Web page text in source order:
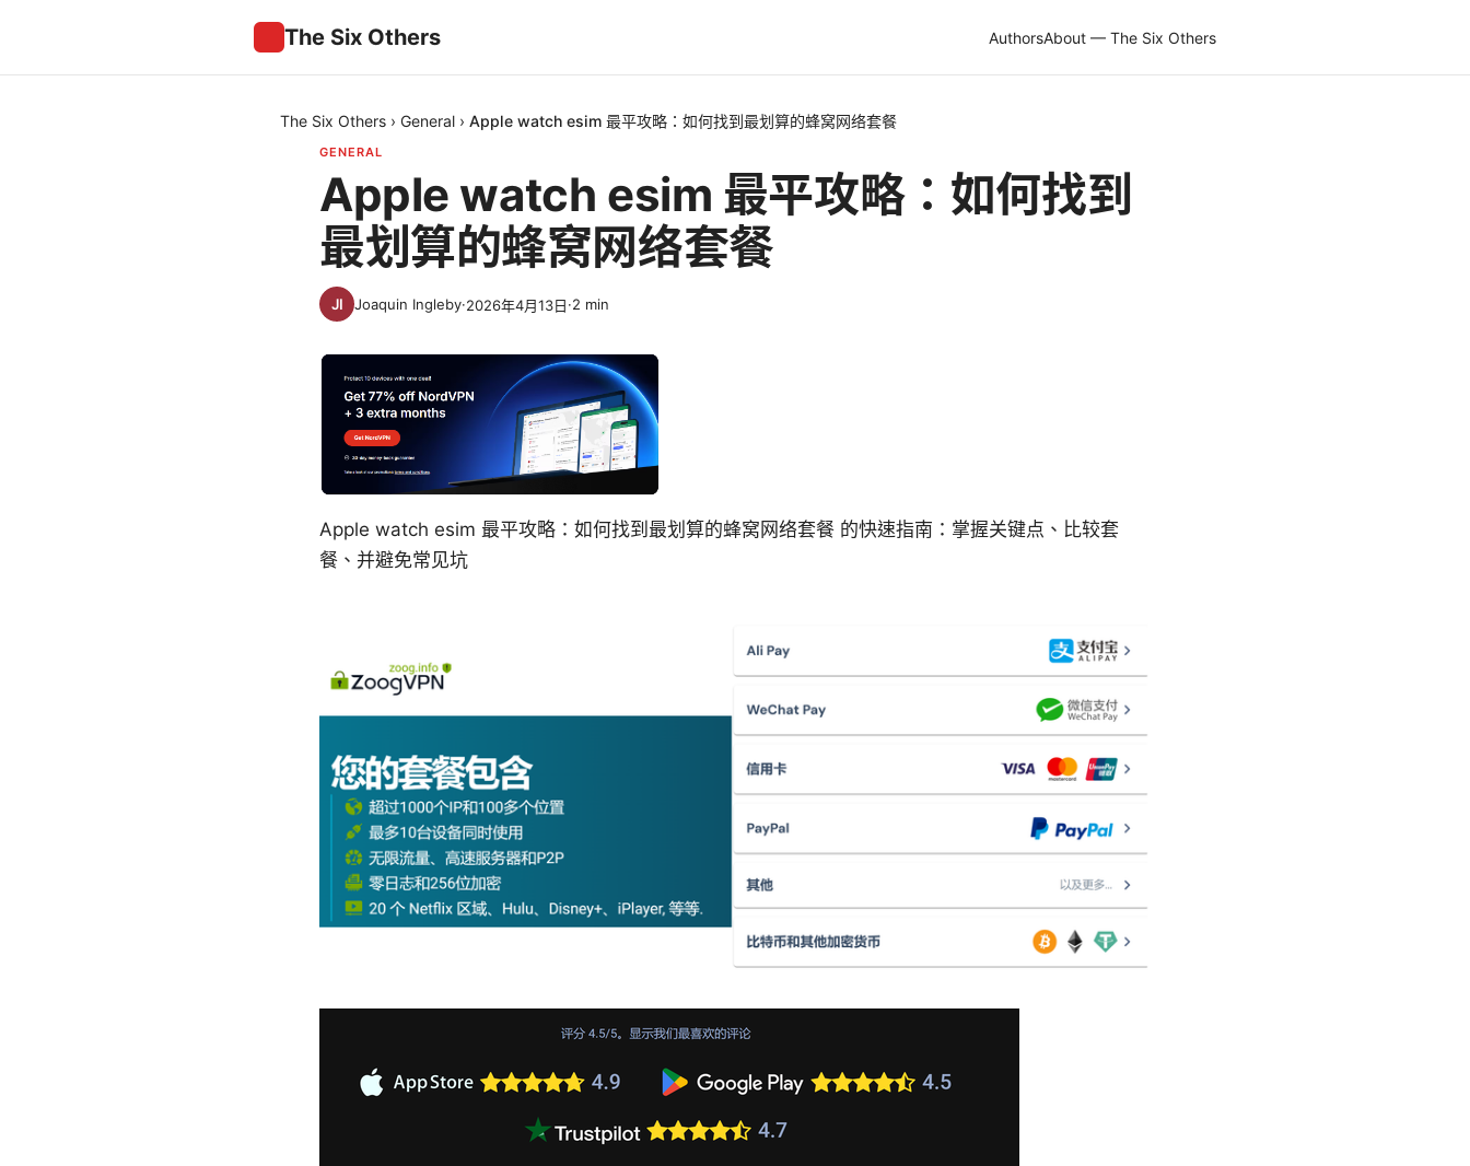
The Six Others AuthorsAbout — The Six Others
The Six Others › General › Apple watch esim 最平攻略：如何找到最划算的蜂窝网络套餐
GENERAL
Apple watch esim 最平攻略：如何找到
最划算的蜂窝网络套餐
Joaquin Ingleby·2026年4月13日·2 min
Apple watch esim 最平攻略：如何找到最划算的蜂窝网络套餐 的快速指南：掌握关键点、比较套
餐、并避免常见坑